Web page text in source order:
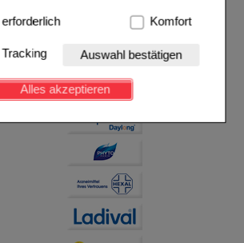
Hierbei handelt es sich um
sind (z.B. Navigation, Warenkorb,
auf diese nicht verzichtet
noch ansprechender zu gestalten,
unsere Seite an bevorzugte
(z.B. Spracheinstellung)
Cookies ermöglichen es uns
zugeschrittene Inhalte
unser Partnerprogramm zu
Komfort
Auswahl bestätigen
Alles akzeptieren